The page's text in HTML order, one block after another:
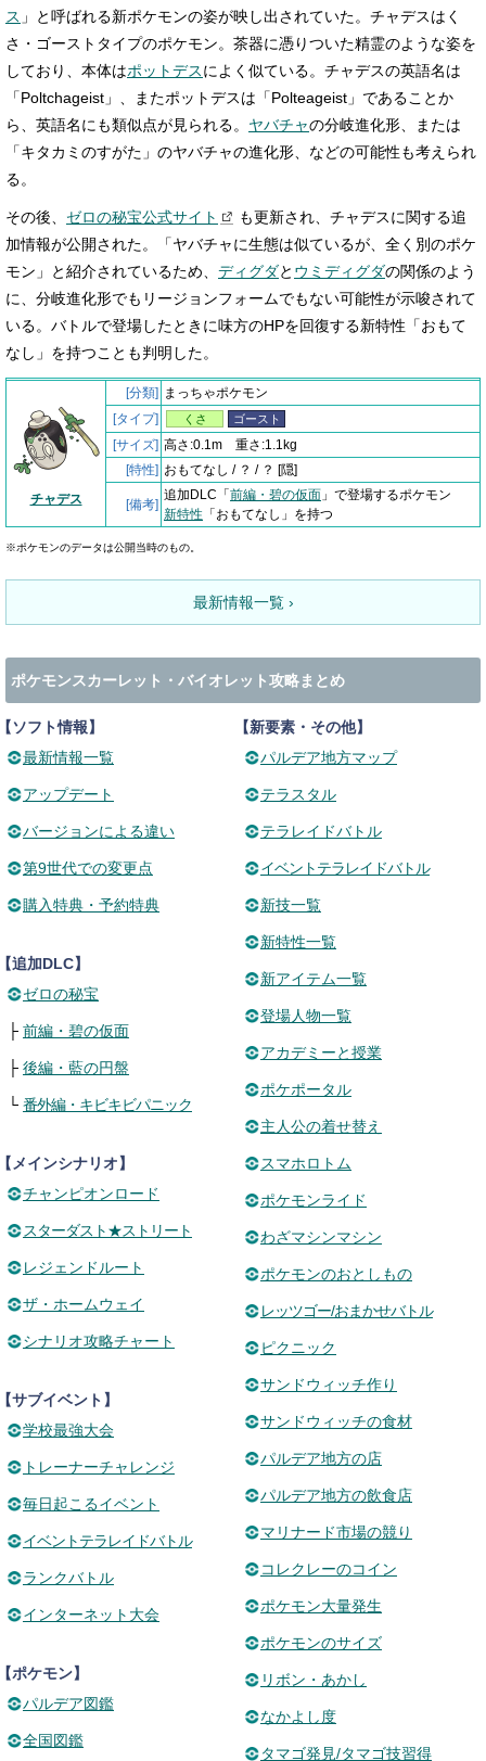
ス 」と呼ばれる新ポケモンの姿が映し出されていた。チャデスはく
さ・ゴーストタイプのポケモン。茶器に憑りついた精霊のような姿を
しており、本体はポットデスによく似ている。チャデスの英語名は
「Poltchageist」、またポットデスは「Polteageist」であることか
ら、英語名にも類似点が見られる。 ヤバチャの分岐進化形、または
「キタカミのすがた」のヤバチャの進化形、などの可能性も考えられ
る。
その後、 ゼロの秘宝公式サイト
も更新され、チャデスに関する追
加情報が公開された。「ヤバチャに生態は似ているが、全く別のポケ
モン」と紹介されているため、 ディグダと ウミディグダの関係のよう
に、分岐進化形でもリージョンフォームでもない可能性が示唆されて
いる。バトルで登場したときに味方のHPを回復する新特性「おもて
なし」を持つことも判明した。
チャデス
[分類] まっちゃポケモン
[タイプ]
くさ ゴースト
[サイズ] 高さ:0.1m 重さ:1.1kg
[特性] おもてなし / ？ / ？ [隠]
[備考]
追加DLC「 前編・碧の仮面 」で登場するポケモン
新特性 「おもてなし」を持つ
※ポケモンのデータは公開当時のもの。
最新情報一覧 ›
ポケモンスカーレット・バイオレット攻略まとめ
ソフト情報】
最新情報一覧
アップデート
バージョンによる違い
第9世代での変更点
購入特典・予約特典
追加DLC】
ゼロの秘宝
├ 前編・碧の仮面
├ 後編・藍の円盤
└ 番外編・キビキビパニック
メインシナリオ】
チャンピオンロード
スターダスト★ストリート
レジェンドルート
ザ・ホームウェイ
シナリオ攻略チャート
サブイベント】
学校最強大会
トレーナーチャレンジ
毎日起こるイベント
イベントテラレイドバトル
ランクバトル
インターネット大会
ポケモン】
パルデア図鑑
全国図鑑
【新要素・その他】
パルデア地方マップ
テラスタル
テラレイドバトル
イベントテラレイドバトル
新技一覧
新特性一覧
新アイテム一覧
登場人物一覧
アカデミーと授業
ポケポータル
主人公の着せ替え
スマホロトム
ポケモンライド
わざマシンマシン
ポケモンのおとしもの
レッツゴー/おまかせバトル
ピクニック
サンドウィッチ作り
サンドウィッチの食材
パルデア地方の店
パルデア地方の飲食店
マリナード市場の競り
コレクレーのコイン
ポケモン大量発生
ポケモンのサイズ
リボン・あかし
なかよし度
タマゴ発見/タマゴ技習得